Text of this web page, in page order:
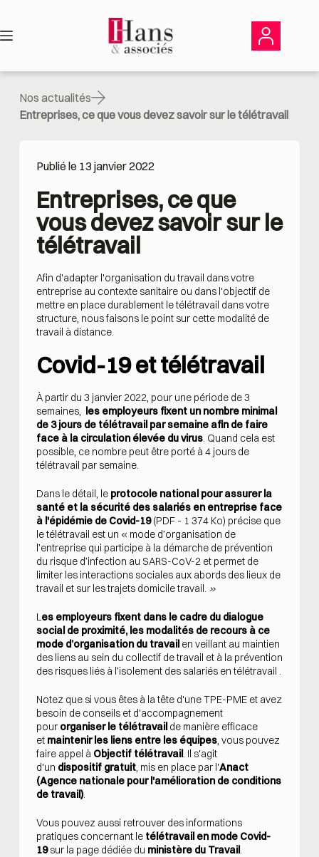
contenu
Nos actualités
Entreprises, ce que vous devez savoir sur le télétravail
Publié le 13 janvier 2022
Entreprises, ce que
vous devez savoir sur le
télétravail
Afin d'adapter l'organisation du travail dans votre
entreprise au contexte sanitaire ou dans l'objectif de
mettre en place durablement le télétravail dans votre
structure, nous faisons le point sur cette modalité de
travail à distance.
Covid-19 et télétravail
À partir du 3 janvier 2022, pour une période de 3
semaines, les employeurs fixent un nombre minimal
de 3 jours de télétravail par semaine afin de faire
face à la circulation élevée du virus. Quand cela est
possible, ce nombre peut être porté à 4 jours de
télétravail par semaine.
Dans le détail, le protocole national pour assurer la
santé et la sécurité des salariés en entreprise face
à l'épidémie de Covid-19(PDF - 1 374 Ko) précise que
le télétravail est un « mode d’organisation de
l’entreprise qui participe à la démarche de prévention
du risque d’infection au SARS-CoV-2 et permet de
limiter les interactions sociales aux abords des lieux de
travail et sur les trajets domicile travail. »
L es employeurs fixent dans le cadre du dialogue
social de proximité, les modalités de recours à ce
mode d’organisation du travail en veillant au maintien
des liens au sein du collectif de travail et à la prévention
des risques liés à l’isolement des salariés en télétravail
Notez que si vous êtes à la tête d'une TPE-PME et avez
besoin de conseils et d'accompagnement
pour organiser le télétravailde manière efficace
et maintenir les liens entre les équipes, vous pouvez
faire appel à Objectif télétravail. Il s'agit
d'un dispositif gratuit, mis en place par l'Anact
(Agence nationale pour l'amélioration de conditions
de travail).
Vous pouvez aussi retrouver des informations
pratiques concernant le télétravail en mode Covid-
19sur la page dédiée du ministère du Travail.